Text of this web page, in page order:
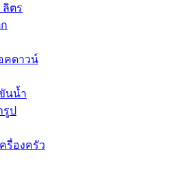
ลิตร
คดาวน์
นน้ำ
รูป
รื่องครัว